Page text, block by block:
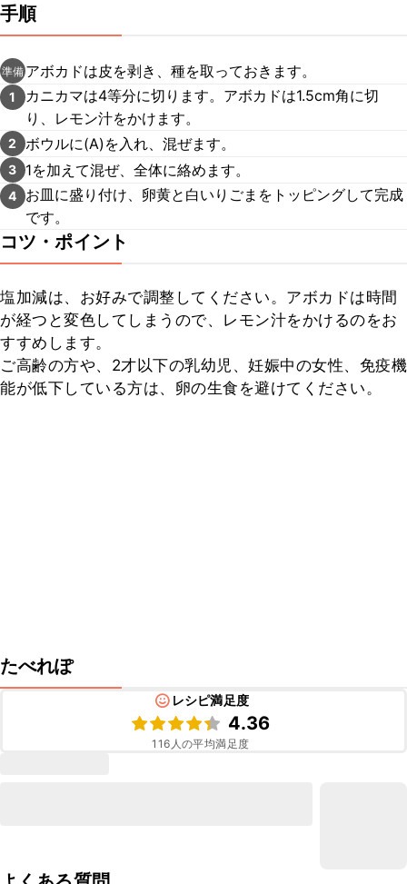
手順
準備 アボカドは皮を剥き、種を取っておきます。
1
カニカマは4等分に切ります。アボカドは1.5cm角に切
り、レモン汁をかけます。
2 ボウルに(A)を入れ、混ぜます。
3 1を加えて混ぜ、全体に絡めます。
4
お皿に盛り付け、卵黄と白いりごまをトッピングして完成
です。
コツ・ポイント
塩加減は、お好みで調整してください。アボカドは時間
が経つと変色してしまうので、レモン汁をかけるのをお
すすめします。
ご高齢の方や、2才以下の乳幼児、妊娠中の女性、免疫機
能が低下している方は、卵の生食を避けてください。
たべれぽ
レシピ満足度
4.36
116 人の平均満足度